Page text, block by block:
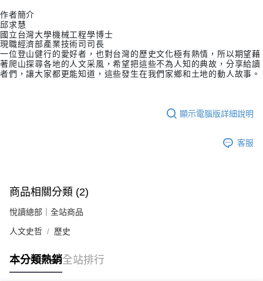
作者簡介
邱求慧
國立台灣大學機械工程學博士
現職經濟部產業技術司司長
一位登山健行的愛好者，也對台灣的歷史文化極有熱情，所以期望藉
著爬山探尋各地的人文采風，希望把這些不為人知的典故，分享給讀
者們，讓大家都更能知道，這些發生在我們家鄉和土地的動人故事。
顯示電腦版詳細說明
客服
商品相關分類 (2)
悅讀總部｜全站商品
人文史哲 歷史
本分類熱銷全站排行